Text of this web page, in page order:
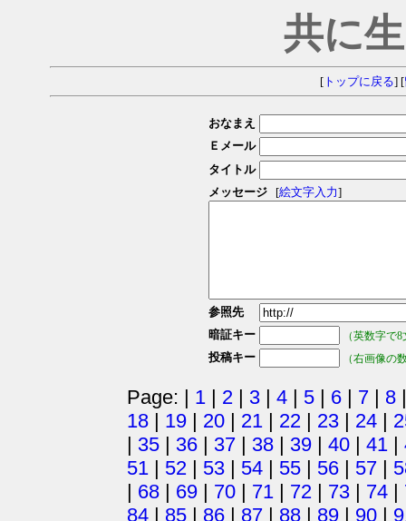
共に
[トップに戻る] [
おなまえ
Ｅメール
タイトル
メッセージ
[絵文字入力]
参照先
暗証キー
（英数字で
投稿キー （右画像の
Page: | 1 | 2 | 3 | 4 | 5 | 6 | 7 | 8
18 | 19 | 20 | 21 | 22 | 23 | 24 |
| 35 | 36 | 37 | 38 | 39 | 40 | 41 |
51 | 52 | 53 | 54 | 55 | 56 | 57 |
| 68 | 69 | 70 | 71 | 72 | 73 | 74 |
84 | 85 | 86 | 87 | 88 | 89 | 90 |